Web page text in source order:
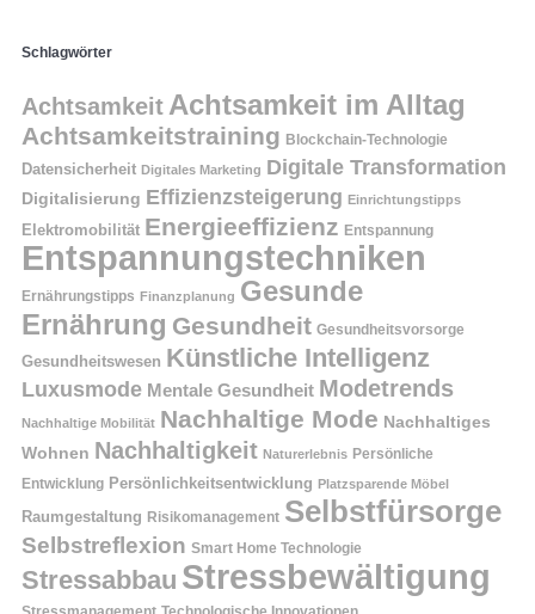
Schlagwörter
Achtsamkeit Achtsamkeit im Alltag
Achtsamkeitstraining Blockchain-Technologie
Datensicherheit Digitales Marketing Digitale Transformation
Digitalisierung Effizienzsteigerung Einrichtungstipps
Elektromobilität Energieeffizienz Entspannung
Entspannungstechniken
Ernährungstipps Finanzplanung Gesunde
Ernährung Gesundheit Gesundheitsvorsorge
Gesundheitswesen Künstliche Intelligenz
Luxusmode Mentale Gesundheit Modetrends
Nachhaltige Mobilität Nachhaltige Mode Nachhaltiges
Wohnen Nachhaltigkeit Naturerlebnis Persönliche
Entwicklung Persönlichkeitsentwicklung Platzsparende Möbel
Raumgestaltung Risikomanagement Selbstfürsorge
Selbstreflexion Smart Home Technologie
Stressabbau Stressbewältigung